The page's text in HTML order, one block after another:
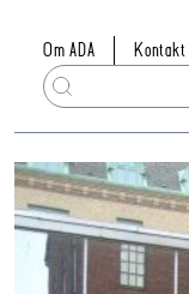
Om ADA Kontakt